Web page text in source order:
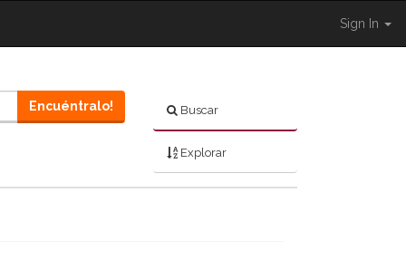
Sign In
Buscar
Explorar
Encuéntralo!